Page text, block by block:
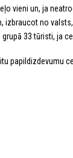
vieni un, ja
izbraucot no
grupā 33 tūristi, ja
papildizdevumu